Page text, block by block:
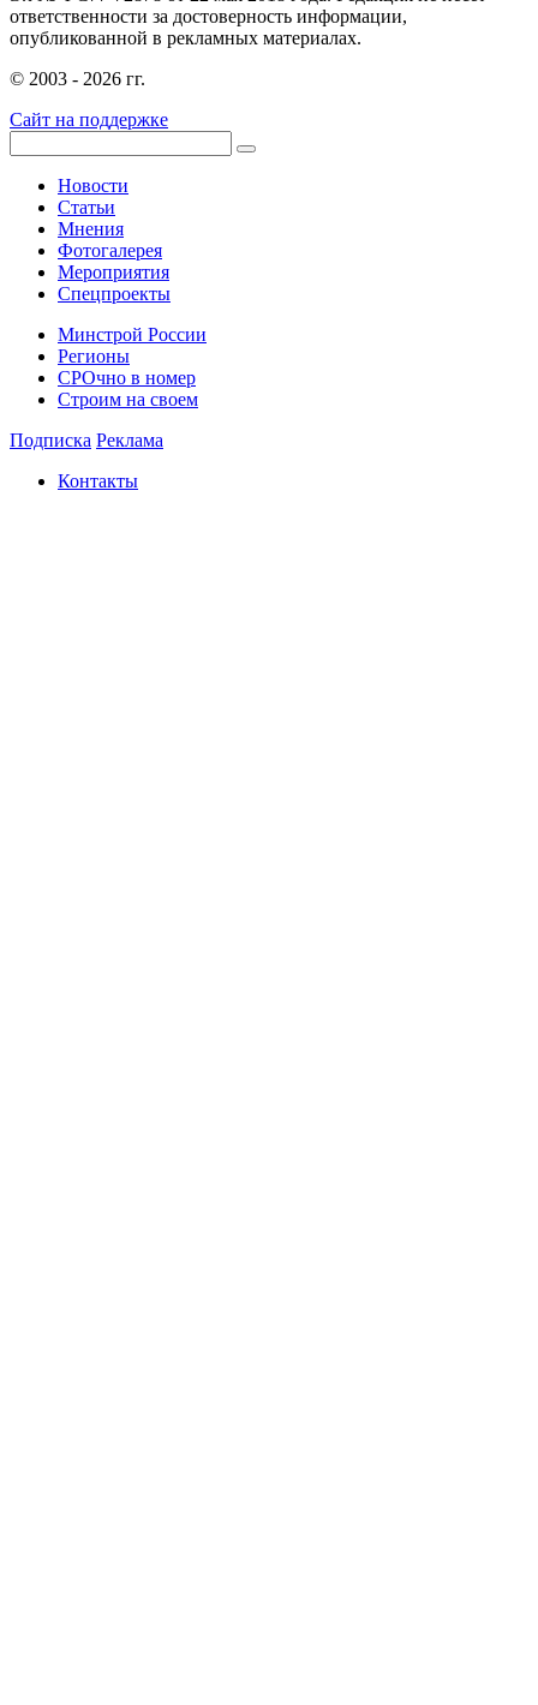
ответственности за достоверность информации,
опубликованной в рекламных материалах.
© 2003 - 2026 гг.
Сайт на поддержке
Новости
Статьи
Мнения
Фотогалерея
Мероприятия
Спецпроекты
Минстрой России
Регионы
СРОчно в номер
Строим на своем
Подписка Реклама
Контакты